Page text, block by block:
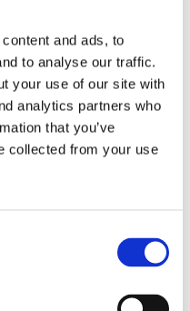
and ads, to
to analyse our traffic.
your use of our site with
analytics partners who
that you’ve
collected from your use